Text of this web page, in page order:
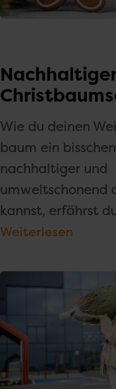
Wie du deinen
baum ein bisschen
nachhaltiger und
umweltschonend
kannst, erfährst
Weiterlesen